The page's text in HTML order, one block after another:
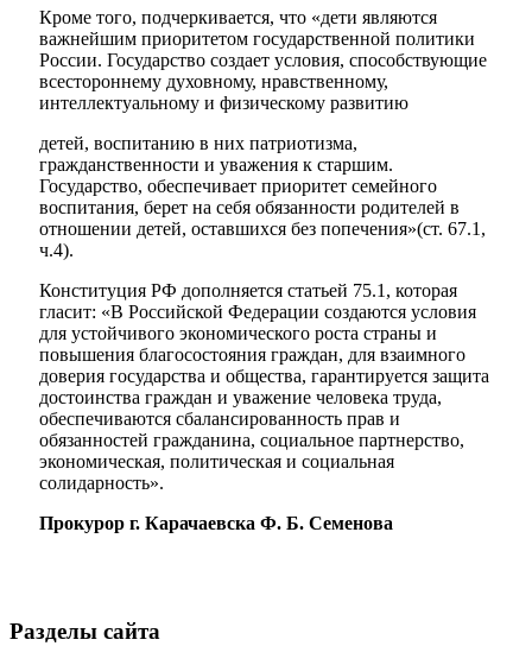
Кроме того, подчеркивается, что «дети являются
важнейшим приоритетом государственной политики
России. Государство создает условия, способствующие
всестороннему духовному, нравственному,
интеллектуальному и физическому развитию
детей, воспитанию в них патриотизма,
гражданственности и уважения к старшим.
Государство, обеспечивает приоритет семейного
воспитания, берет на себя обязанности родителей в
отношении детей, оставшихся без попечения»(ст. 67.1,
ч.4).
Конституция РФ дополняется статьей 75.1, которая
гласит: «В Российской Федерации создаются условия
для устойчивого экономического роста страны и
повышения благосостояния граждан, для взаимного
доверия государства и общества, гарантируется защита
достоинства граждан и уважение человека труда,
обеспечиваются сбалансированность прав и
обязанностей гражданина, социальное партнерство,
экономическая, политическая и социальная
солидарность».
Прокурор г. Карачаевска Ф. Б. Семенова
Разделы сайта
Туризм